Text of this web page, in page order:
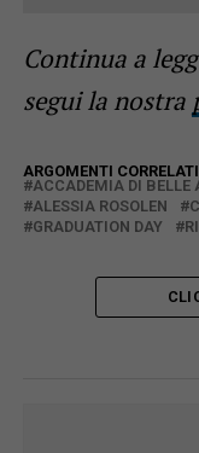
Continua a
segui la nostra
ARGOMENTI
ACCADEMIA DI BELLE
ALESSIA ROSOLEN
GRADUATION DAY